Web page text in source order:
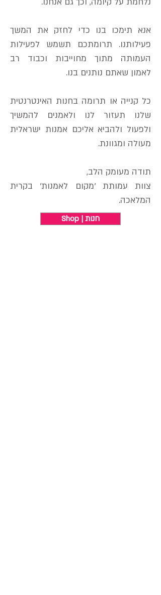
אנא תימכו בנו כדי לחזק את המשך
פעילותנו. תרומתכם תשמש לפעילות
העמותה מתוך מחוייבות וכבוד רב
לאמון שאתם נותנים בנו.
כל קנייה או תרומה בחנות האינטרנטית
שלנו תעזור לנו ולאמנים להמשיך
ולפעול ולהביא אליכם אמנות ישראלית
מעולה ומגוונת.
תודה מעומק הלב,
צוות עמותת 'מקום לאמנות' בקרית
המלאכה.
Shop | חנות